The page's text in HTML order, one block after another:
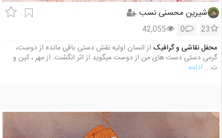
شیرین محسنی نسب
23
0
42,055
محفل نقاشی و گرافیک از انسان اولیه نقش دستی باقی مانده از دوست،
گرمی دستی دست های من از دوست میگوید از اثر انگشت. از مهر ، کین و
ت... ادامه